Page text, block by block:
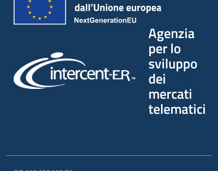
Agenzia
per lo
sviluppo
dei
mercati
telematici